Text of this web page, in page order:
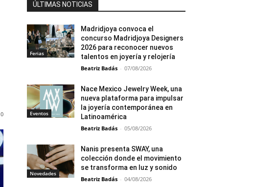
0
ÚLTIMAS NOTICIAS
Ferias
Madridjoya convoca el
concurso Madridjoya Designers
2026 para reconocer nuevos
talentos en joyería y relojería
Beatriz Badás - 07/08/2026
Eventos
Nace Mexico Jewelry Week, una
nueva plataforma para impulsar
la joyería contemporánea en
Latinoamérica
Beatriz Badás - 05/08/2026
Novedades
Nanis presenta SWAY, una
colección donde el movimiento
se transforma en luz y sonido
Beatriz Badás - 04/08/2026